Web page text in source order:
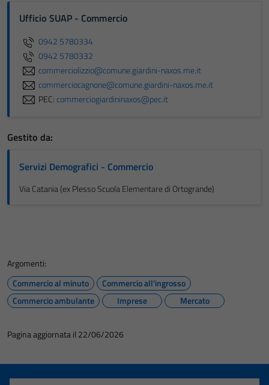
Ufficio SUAP - Commercio
0942 5780334
0942 5780332
commerciolizzio@comune.giardini-naxos.me.it
commerciocagnone@comune.giardini-naxos.me.it
PEC:commerciogiardininaxos@pec.it
Gestito da:
Servizi Demografici - Commercio
Via Catania (ex Plesso Scuola Elementare di Ortogrande)
Argomenti:
Commercio al minuto
Commercio all'ingrosso
Commercio ambulante
Imprese Mercato
Pagina aggiornata il 22/06/2026